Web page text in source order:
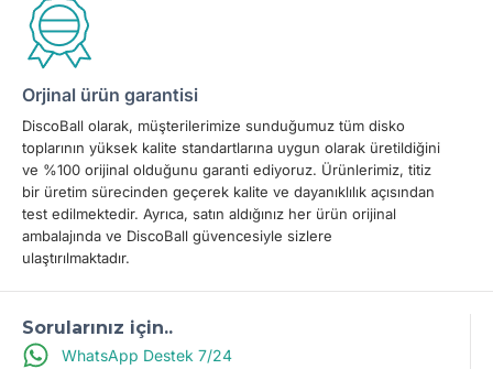
Orjinal ürün garantisi
DiscoBall olarak, müşterilerimize sunduğumuz tüm disko
toplarının yüksek kalite standartlarına uygun olarak üretildiğini
ve %100 orijinal olduğunu garanti ediyoruz. Ürünlerimiz, titiz
bir üretim sürecinden geçerek kalite ve dayanıklılık açısından
test edilmektedir. Ayrıca, satın aldığınız her ürün orijinal
ambalajında ve DiscoBall güvencesiyle sizlere
ulaştırılmaktadır.
Sorularınız için..
WhatsApp Destek 7/24